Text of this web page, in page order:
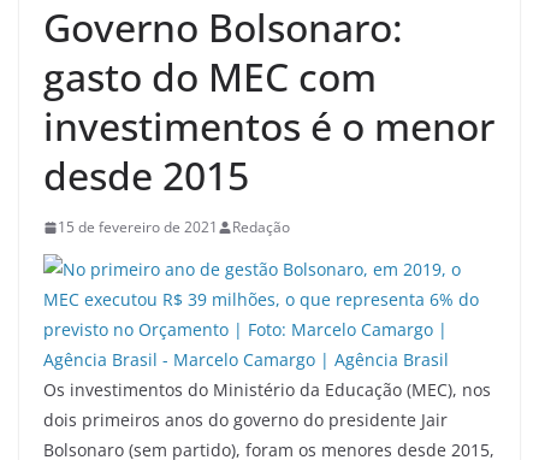
Governo Bolsonaro:
gasto do MEC com
investimentos é o menor
desde 2015
15 de fevereiro de 2021 Redação
Os investimentos do Ministério da Educação (MEC), nos
dois primeiros anos do governo do presidente Jair
Bolsonaro (sem partido), foram os menores desde 2015,